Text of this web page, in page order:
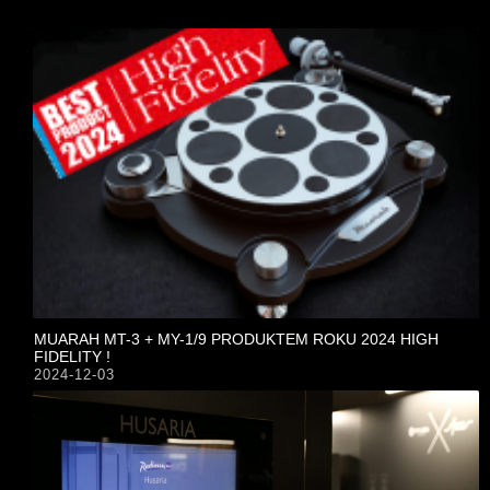
MUARAH MT-3 + MY-1/9 PRODUKTEM ROKU 2024 HIGH
FIDELITY !
2024-12-03